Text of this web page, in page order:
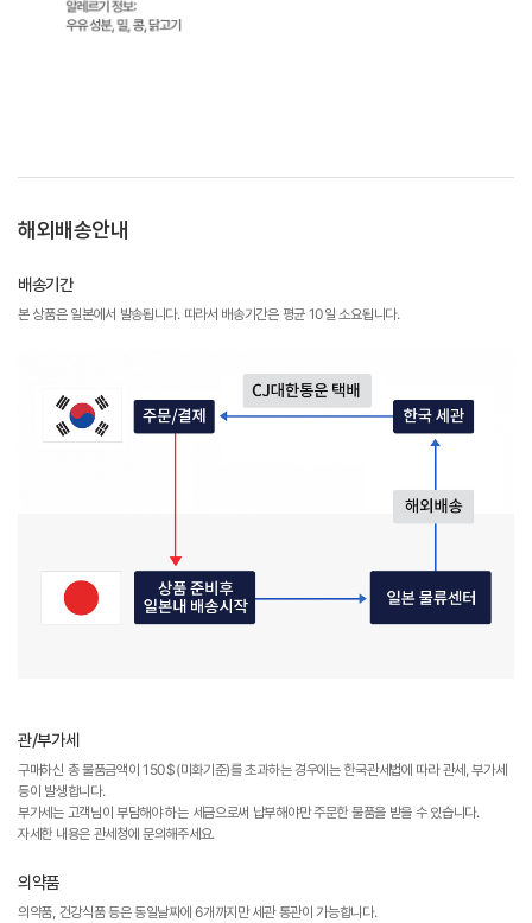
해외배송안내
배송기간
본 상품은 일본에서 발송됩니다. 따라서 배송기간은 평균 10일 소요됩니다.
관/부가세
구매하신 총 물품금액이 150$(미화기준)를 초과하는 경우에는 한국관세법에 따라 관세, 부가세
등이 발생합니다.
부가세는 고객님이 부담해야 하는 세금으로써 납부해야만 주문한 물품을 받을 수 있습니다.
자세한 내용은 관세청에 문의해주세요.
의약품
의약품, 건강식품 등은 동일날짜에 6개까지만 세관 통관이 가능합니다.